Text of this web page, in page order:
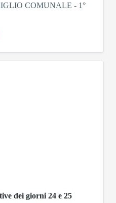
COMUNALE - 1°
dei giorni 24 e 25